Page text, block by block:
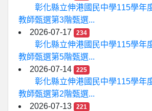
彰化縣立伸港國民中學115學年
教師甄選第3階甄選...
2026-07-17
234
彰化縣立伸港國民中學115學年
教師甄選第5階甄選...
2026-07-14
225
彰化縣立伸港國民中學115學年
教師甄選第2階甄選...
2026-07-13
221